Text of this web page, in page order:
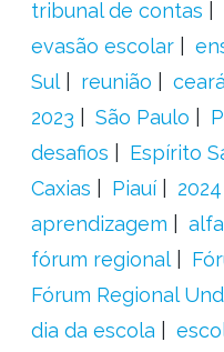
tribunal de contas
evasão escolar
Sul
reunião ceará
2023
São Paulo
desafios
Espírito
Caxias
Piauí 2024
aprendizagem
fórum regional
Fórum Regional
dia da escola